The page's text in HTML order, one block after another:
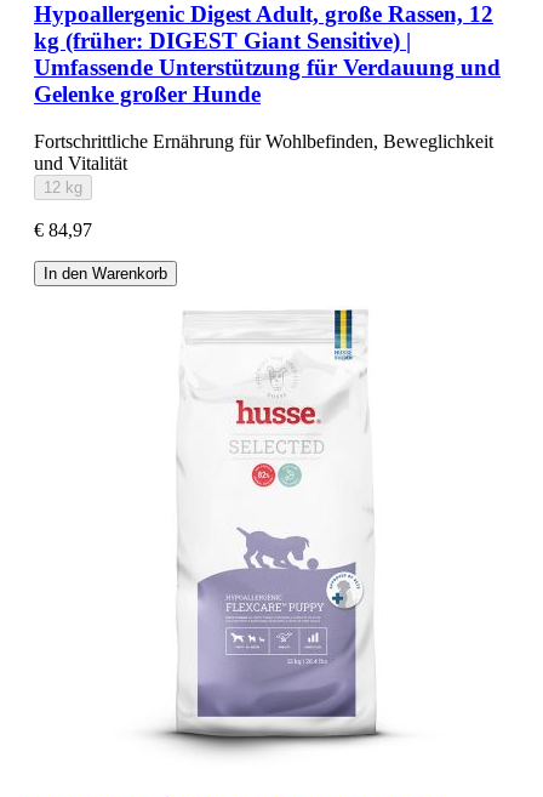
Hypoallergenic Digest Adult, große Rassen, 12
kg (früher: DIGEST Giant Sensitive) |
Umfassende Unterstützung für Verdauung und
Gelenke großer Hunde
Fortschrittliche Ernährung für Wohlbefinden, Beweglichkeit
und Vitalität
12 kg
€ 84,97
In den Warenkorb